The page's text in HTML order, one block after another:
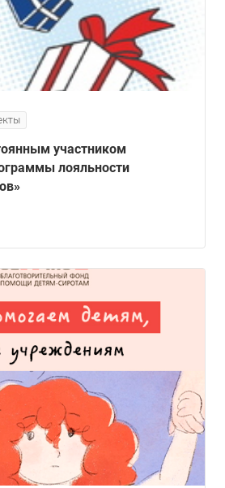
участником
лояльности